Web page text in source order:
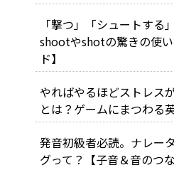
「撃つ」「シュートする
shootやshotの驚きの使
ド】
やればやるほどストレス
とは？ゲームにまつわる
発音初級者必読。ナレー
グって？【子音＆音のつ